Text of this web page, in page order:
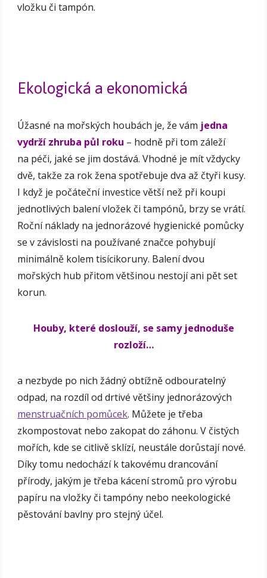
vložku či tampón.
Ekologická a ekonomická
Úžasné na mořských houbách je, že vám jedna
vydrží zhruba půl roku – hodně při tom záleží
na péči, jaké se jim dostává. Vhodné je mít vždycky
dvě, takže za rok žena spotřebuje dva až čtyři kusy.
I když je počáteční investice větší než při koupi
jednotlivých balení vložek či tampónů, brzy se vrátí.
Roční náklady na jednorázové hygienické pomůcky
se v závislosti na používané značce pohybují
minimálně kolem tisícikoruny. Balení dvou
mořských hub přitom většinou nestojí ani pět set
korun.
Houby, které doslouží, se samy jednoduše
rozloží…
a nezbyde po nich žádný obtížně odbouratelný
odpad, na rozdíl od drtivé většiny jednorázových
menstruačních pomůcek. Můžete je třeba
zkompostovat nebo zakopat do záhonu. V čistých
mořích, kde se citlivě sklízí, neustále dorůstají nové.
Díky tomu nedochází k takovému drancování
přírody, jakým je třeba kácení stromů pro výrobu
papíru na vložky či tampóny nebo neekologické
pěstování bavlny pro stejný účel.